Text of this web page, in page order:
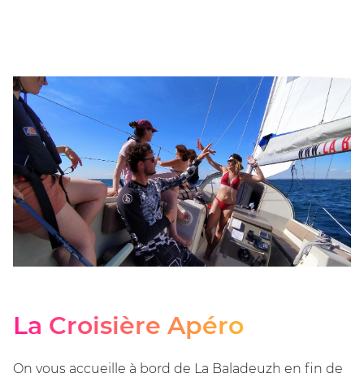
La Croisière Apéro
On vous accueille à bord de La Baladeuzh en fin de